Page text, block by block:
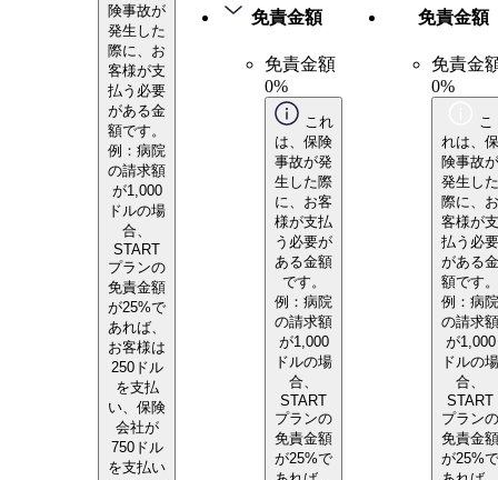
険事故が
発生した
際に、お
客様が支
払う必要
がある金
額です。
例：病院
の請求額
が1,000
ドルの場
合、
START
プランの
免責金額
が25%で
あれば、
お客様は
250ドル
を支払
い、保険
会社が
750ドル
を支払い
免責金額
免責金額
0%
これ
は、保険
事故が発
生した際
に、お客
様が支払
う必要が
ある金額
です。
例：病院
の請求額
が1,000
ドルの場
合、
START
プランの
免責金額
が25%で
免責金額
免責金
0%
こ
れは、保
険事故が
発生した
際に、お
客様が支
払う必要
がある金
額です。
例：病院
の請求額
が1,000
ドルの場
合、
START
プランの
免責金額
が25%で